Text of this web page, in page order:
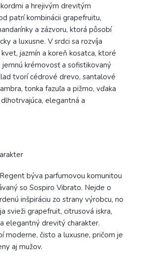
a hrejivým drevitým
patrí kombinácii grapefruitu,
a zázvoru, ktorá pôsobí
a luxusne. V srdci sa rozvíja
jazmín a koreň kosatca, ktoré
krémovosť a sofistikovaný
tvorí cédrové drevo, santalové
tonka fazuľa a pižmo, vďaka
elegantná a
býva parfumovou komunitou
so Sospiro Vibrato. Nejde o
inšpiráciu zo strany výrobcu, no
svieži grapefruit, citrusová iskra,
elegantný drevitý charakter.
moderne, čisto a luxusne, pričom je
aj mužov.